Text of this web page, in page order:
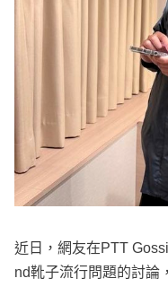
近日，網友在PTT
nd靴子流行問題的討論